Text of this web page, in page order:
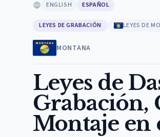
ENGLISH ESPAÑOL
LEYES DE GRABACIÓN LEYES DE
MONTANA
Leyes de
Grabación,
Montaje en